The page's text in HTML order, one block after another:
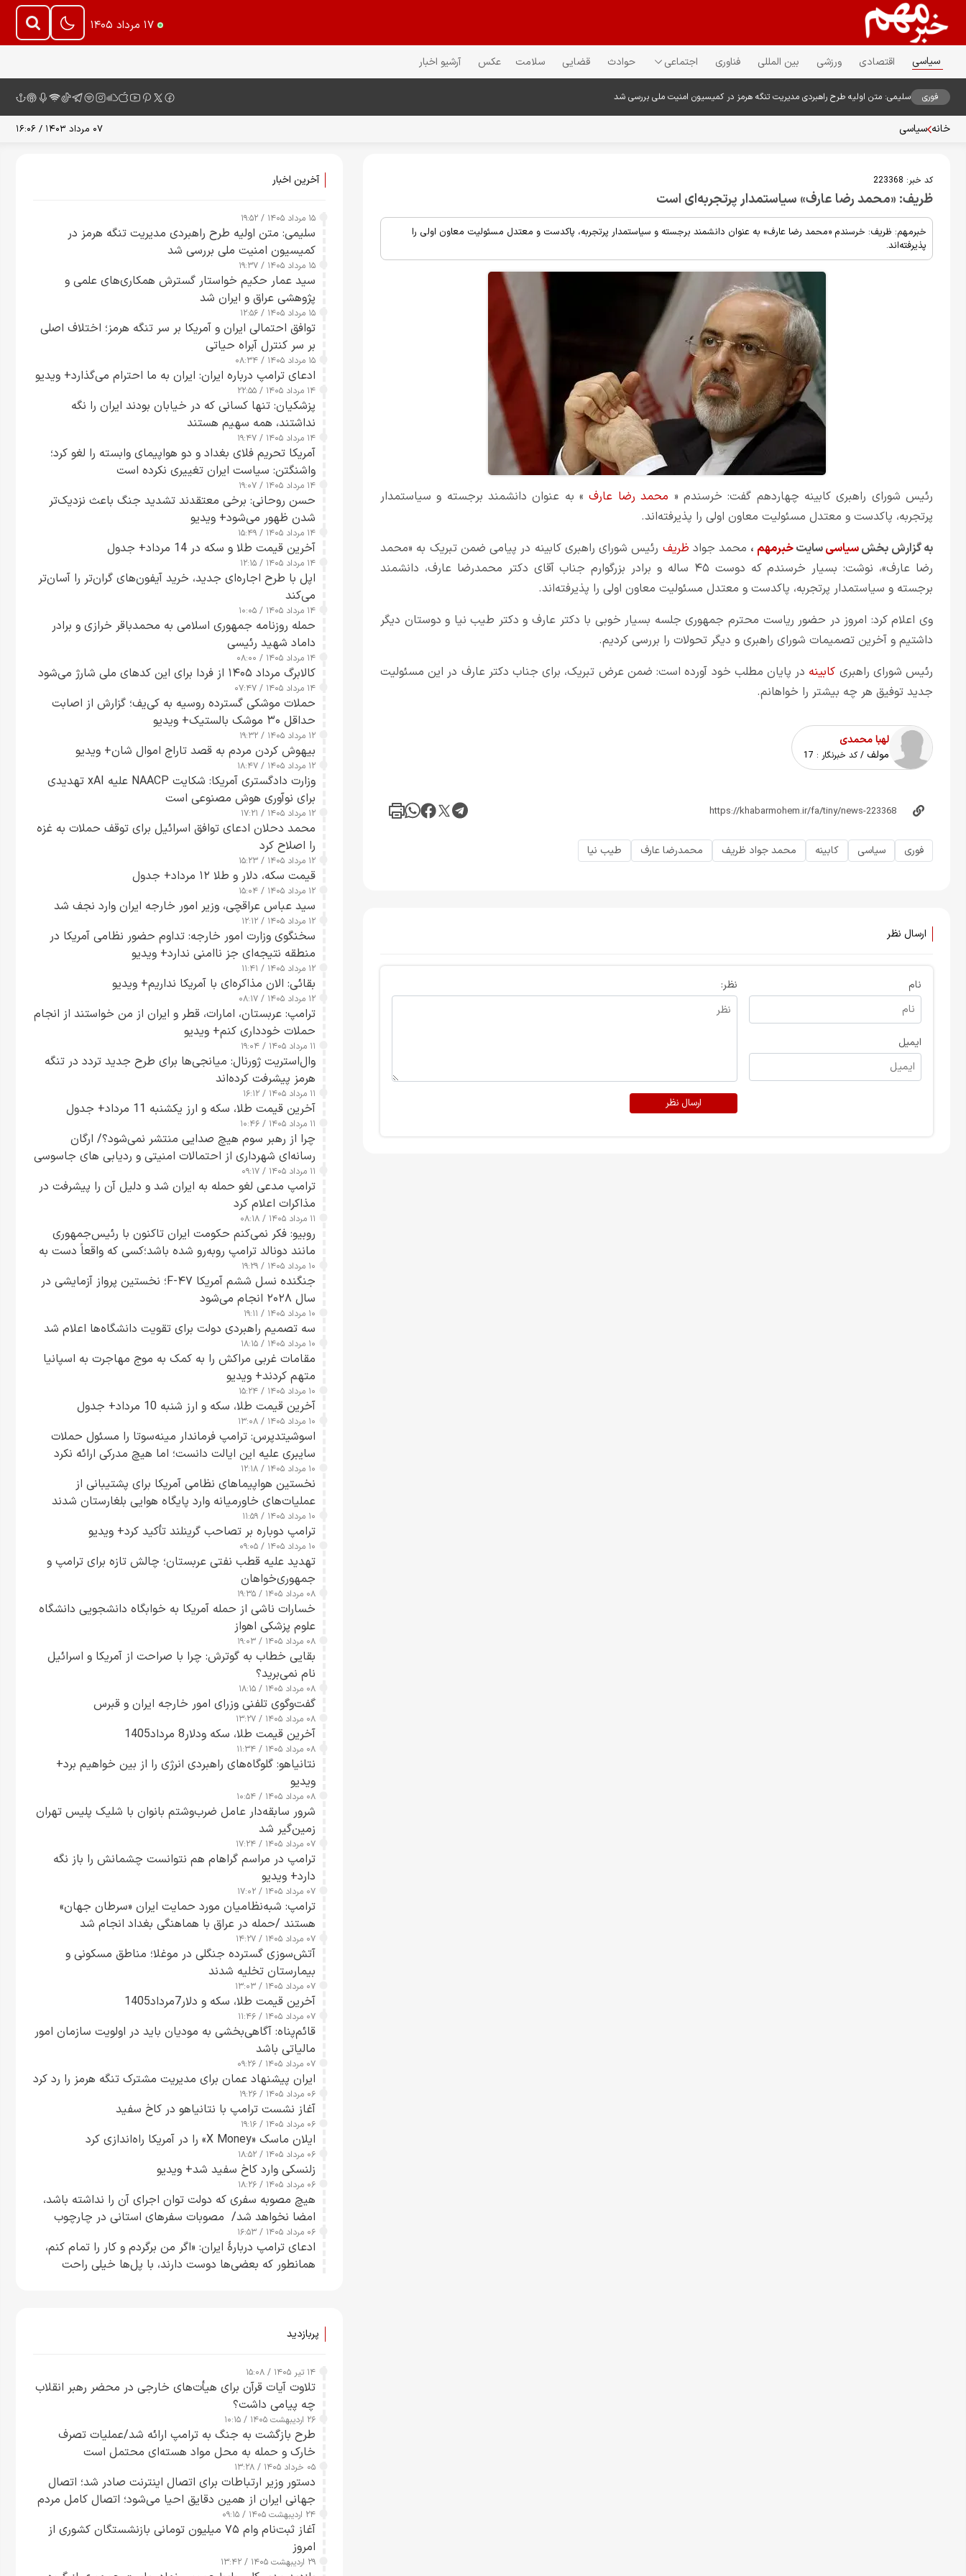
۱۷ مرداد ۱۴۰۵
سیاسی اقتصادی ورزشی بین المللی فناوری اجتماعی حوادث قضایی سلامت عکس آرشیو اخبار
فوری سلیمی: متن اولیه طرح راهبردی مدیریت تنگه هرمز در کمیسیون امنیت ملی بررسی شد
خانه سیاسی ۰۷ مرداد ۱۴۰۳ / ۱۶:۰۶
کد خبر: 223368
ظریف: «محمد رضا عارف» سیاستمدار پرتجربه‌ای است
خبرمهم: ظریف: خرسندم «محمد رضا عارف» به عنوان دانشمند برجسته و سیاستمدار پرتجربه، پاکدست و معتدل مسئولیت معاون اولی را
پذیرفته‌اند.
رئیس شورای راهبری کابینه چهاردهم گفت: خرسندم « محمد رضا عارف» به عنوان دانشمند برجسته و سیاستمدار
پرتجربه، پاکدست و معتدل مسئولیت معاون اولی را پذیرفته‌اند.
به گزارش بخشسیاسیسایتخبرمهم ، محمد جواد ظریف رئیس شورای راهبری کابینه در پیامی ضمن تبریک به «محمد
رضا عارف»، نوشت: بسیار خرسندم که دوست ۴۵ ساله و برادر بزرگوارم جناب آقای دکتر محمدرضا عارف، دانشمند
برجسته و سیاستمدار پرتجربه، پاکدست و معتدل مسئولیت معاون اولی را پذیرفته‌اند.
وی اعلام کرد: امروز در حضور ریاست محترم جمهوری جلسه بسیار خوبی با دکتر عارف و دکتر طیب نیا و دوستان دیگر
داشتیم و آخرین تصمیمات شورای راهبری و دیگر تحولات را بررسی کردیم.
رئیس شورای راهبری کابینه در پایان مطلب خود آورده است: ضمن عرض تبریک، برای جناب دکتر عارف در این مسئولیت
جدید توفیق هر چه بیشتر را خواهانم.
لهبا محمدی
مولف / کد خبرنگار : 17
فوری سیاسی کابینه محمد جواد ظریف محمدرضا عارف طیب نیا
ارسال نظر
نام
ایمیل
نظر:
ارسال نظر
آخرین اخبار
۱۵ مرداد ۱۴۰۵ / ۱۹:۵۲
سلیمی: متن اولیه طرح راهبردی مدیریت تنگه هرمز در
کمیسیون امنیت ملی بررسی شد
۱۵ مرداد ۱۴۰۵ / ۱۹:۳۷
سید عمار حکیم خواستار گسترش همکاری‌های علمی و
پژوهشی عراق و ایران شد
۱۵ مرداد ۱۴۰۵ / ۱۲:۵۶
توافق احتمالی ایران و آمریکا بر سر تنگه هرمز؛ اختلاف اصلی
بر سر کنترل آبراه حیاتی
۱۵ مرداد ۱۴۰۵ / ۰۸:۳۴
ادعای ترامپ درباره ایران: ایران به ما احترام می‌گذارد+ ویدیو
۱۴ مرداد ۱۴۰۵ / ۲۲:۵۵
پزشکیان: تنها کسانی که در خیابان بودند ایران را نگه
نداشتند، همه سهیم هستند
۱۴ مرداد ۱۴۰۵ / ۱۹:۴۷
آمریکا تحریم فلای بغداد و دو هواپیمای وابسته را لغو کرد؛
واشنگتن: سیاست ایران تغییری نکرده است
۱۴ مرداد ۱۴۰۵ / ۱۹:۰۷
حسن روحانی: برخی معتقدند تشدید جنگ باعث نزدیک‌تر
شدن ظهور می‌شود+ ویدیو
۱۴ مرداد ۱۴۰۵ / ۱۵:۴۹
آخرین قیمت طلا و سکه در 14 مرداد+ جدول
۱۴ مرداد ۱۴۰۵ / ۱۲:۱۵
اپل با طرح اجاره‌ای جدید، خرید آیفون‌های گران‌تر را آسان‌تر
می‌کند
۱۴ مرداد ۱۴۰۵ / ۱۰:۰۵
حمله روزنامه جمهوری اسلامی به محمدباقر خرازی و برادر
داماد شهید رئیسی
۱۴ مرداد ۱۴۰۵ / ۰۸:۰۰
کالابرگ مرداد ۱۴۰۵ از فردا برای این کدهای ملی شارژ می‌شود
۱۴ مرداد ۱۴۰۵ / ۰۷:۴۷
حملات موشکی گسترده روسیه به کی‌یف؛ گزارش از اصابت
حداقل ۳۰ موشک بالستیک+ ویدیو
۱۲ مرداد ۱۴۰۵ / ۱۹:۳۲
بیهوش کردن مردم به قصد تاراج اموال شان+ ویدیو
۱۲ مرداد ۱۴۰۵ / ۱۸:۴۷
وزارت دادگستری آمریکا: شکایت NAACP علیه xAI تهدیدی
برای نوآوری هوش مصنوعی است
۱۲ مرداد ۱۴۰۵ / ۱۷:۲۱
محمد دحلان ادعای توافق اسرائیل برای توقف حملات به غزه
را اصلاح کرد
۱۲ مرداد ۱۴۰۵ / ۱۵:۲۳
قیمت سکه، دلار و طلا ۱۲ مرداد+ جدول
۱۲ مرداد ۱۴۰۵ / ۱۵:۰۴
سید عباس عراقچی، وزیر امور خارجه ایران وارد نجف شد
۱۲ مرداد ۱۴۰۵ / ۱۲:۱۲
سخنگوی وزارت امور خارجه: تداوم حضور نظامی آمریکا در
منطقه نتیجه‌ای جز ناامنی ندارد+ ویدیو
۱۲ مرداد ۱۴۰۵ / ۱۱:۴۱
بقائی: الان مذاکره‌ای با آمریکا نداریم+ ویدیو
۱۲ مرداد ۱۴۰۵ / ۰۸:۱۷
ترامپ: عربستان، امارات، قطر و ایران از من خواستند از انجام
حملات خودداری کنم+ ویدیو
۱۱ مرداد ۱۴۰۵ / ۱۹:۰۴
وال‌استریت ژورنال: میانجی‌ها برای طرح جدید تردد در تنگه
هرمز پیشرفت کرده‌اند
۱۱ مرداد ۱۴۰۵ / ۱۶:۱۲
آخرین قیمت طلا، سکه و ارز یکشنبه 11 مرداد+ جدول
۱۱ مرداد ۱۴۰۵ / ۱۰:۴۶
چرا از رهبر سوم هیچ صدایی منتشر نمی‌شود؟/ ارگان
رسانه‌ای شهرداری از احتمالات امنیتی و ردیابی های جاسوسی
گفت
۱۱ مرداد ۱۴۰۵ / ۰۹:۱۷
ترامپ مدعی لغو حمله به ایران شد و دلیل آن را پیشرفت در
مذاکرات اعلام کرد
۱۱ مرداد ۱۴۰۵ / ۰۸:۱۸
روبیو: فکر نمی‌کنم حکومت ایران تاکنون با رئیس‌جمهوری
مانند دونالد ترامپ روبه‌رو شده باشد؛کسی که واقعاً دست به
اقدام می‌زند
۱۰ مرداد ۱۴۰۵ / ۱۹:۲۹
جنگنده نسل ششم آمریکا F-۴۷؛ نخستین پرواز آزمایشی در
سال ۲۰۲۸ انجام می‌شود
۱۰ مرداد ۱۴۰۵ / ۱۹:۱۱
سه تصمیم راهبردی دولت برای تقویت دانشگاه‌ها اعلام شد
۱۰ مرداد ۱۴۰۵ / ۱۸:۱۵
مقامات غربی مراکش را به کمک به موج مهاجرت به اسپانیا
متهم کردند+ ویدیو
۱۰ مرداد ۱۴۰۵ / ۱۵:۲۴
آخرین قیمت طلا، سکه و ارز شنبه 10 مرداد+ جدول
۱۰ مرداد ۱۴۰۵ / ۱۳:۰۸
اسوشیتدپرس: ترامپ فرماندار مینه‌سوتا را مسئول حملات
سایبری علیه این ایالت دانست؛ اما هیچ مدرکی ارائه نکرد
۱۰ مرداد ۱۴۰۵ / ۱۲:۱۸
نخستین هواپیماهای نظامی آمریکا برای پشتیبانی از
عملیات‌های خاورمیانه وارد پایگاه هوایی بلغارستان شدند
۱۰ مرداد ۱۴۰۵ / ۱۱:۵۹
ترامپ دوباره بر تصاحب گرینلند تأکید کرد+ ویدیو
۱۰ مرداد ۱۴۰۵ / ۰۹:۰۵
تهدید علیه قطب نفتی عربستان؛ چالش تازه برای ترامپ و
جمهوری‌خواهان
۰۸ مرداد ۱۴۰۵ / ۱۹:۳۵
خسارات ناشی از حمله آمریکا به خوابگاه دانشجویی دانشگاه
علوم پزشکی اهواز
۰۸ مرداد ۱۴۰۵ / ۱۹:۰۳
بقایی خطاب به گوترش: چرا با صراحت از آمریکا و اسرائیل
نام نمی‌برید؟
۰۸ مرداد ۱۴۰۵ / ۱۸:۱۵
گفت‌وگوی تلفنی وزرای امور خارجه ایران و قبرس
۰۸ مرداد ۱۴۰۵ / ۱۳:۲۷
آخرین قیمت طلا، سکه ودلار8 مرداد1405
۰۸ مرداد ۱۴۰۵ / ۱۱:۳۴
نتانیاهو: گلوگاه‌های راهبردی انرژی را از بین خواهیم برد+
ویدیو
۰۸ مرداد ۱۴۰۵ / ۱۰:۵۴
شرور سابقه‌دار عامل ضرب‌وشتم بانوان با شلیک پلیس تهران
زمین‌گیر شد
۰۷ مرداد ۱۴۰۵ / ۱۷:۲۴
ترامپ در مراسم گراهام هم نتوانست چشمانش را باز نگه
دارد+ ویدیو
۰۷ مرداد ۱۴۰۵ / ۱۷:۰۲
ترامپ: شبه‌نظامیان مورد حمایت ایران «سرطان جهان»
هستند /حمله در عراق با هماهنگی بغداد انجام شد
۰۷ مرداد ۱۴۰۵ / ۱۴:۲۷
آتش‌سوزی گسترده جنگلی در موغلا؛ مناطق مسکونی و
بیمارستان تخلیه شدند
۰۷ مرداد ۱۴۰۵ / ۱۳:۰۳
آخرین قیمت طلا، سکه و دلار7مرداد1405
۰۷ مرداد ۱۴۰۵ / ۱۱:۴۶
قائم‌پناه: آگاهی‌بخشی به مودیان باید در اولویت سازمان امور
مالیاتی باشد
۰۷ مرداد ۱۴۰۵ / ۰۹:۲۶
ایران پیشنهاد عمان برای مدیریت مشترک تنگه هرمز را رد کرد
۰۶ مرداد ۱۴۰۵ / ۱۹:۲۶
آغاز نشست ترامپ با نتانیاهو در کاخ سفید
۰۶ مرداد ۱۴۰۵ / ۱۹:۱۶
ایلان ماسک «X Money» را در آمریکا راه‌اندازی کرد
۰۶ مرداد ۱۴۰۵ / ۱۸:۵۲
زلنسکی وارد کاخ سفید شد+ ویدیو
۰۶ مرداد ۱۴۰۵ / ۱۸:۲۶
هیچ مصوبه سفری که دولت توان اجرای آن را نداشته باشد،
امضا نخواهد شد/ مصوبات سفرهای استانی در چارچوب
قانون بودجه است+ عکس
۰۶ مرداد ۱۴۰۵ / ۱۶:۵۳
ادعای ترامپ دربارهٔ ایران: «اگر من برگردم و کار را تمام کنم،
همانطور که بعضی‌ها دوست دارند، با پل‌ها خیلی راحت
پربازدید
۱۴ تیر ۱۴۰۵ / ۱۵:۰۸
تلاوت آیات قرآن برای هیأت‌های خارجی در محضر رهبر انقلاب
چه پیامی داشت؟
۲۶ اردیبهشت ۱۴۰۵ / ۱۰:۱۵
طرح‌ بازگشت به جنگ به ترامپ ارائه شد/عملیات تصرف
خارک و حمله به محل مواد هسته‌ای محتمل است
۰۵ خرداد ۱۴۰۵ / ۱۳:۲۸
دستور وزیر ارتباطات برای اتصال اینترنت صادر شد؛ اتصال
جهانی ایران از همین دقایق احیا می‌شود؛ اتصال کامل مردم
تا ۲۴ ساعت آینده
۲۴ اردیبهشت ۱۴۰۵ / ۰۹:۱۵
آغاز ثبت‌نام وام ۷۵ میلیون تومانی بازنشستگان کشوری از
امروز
۲۹ اردیبهشت ۱۴۰۵ / ۱۳:۴۲